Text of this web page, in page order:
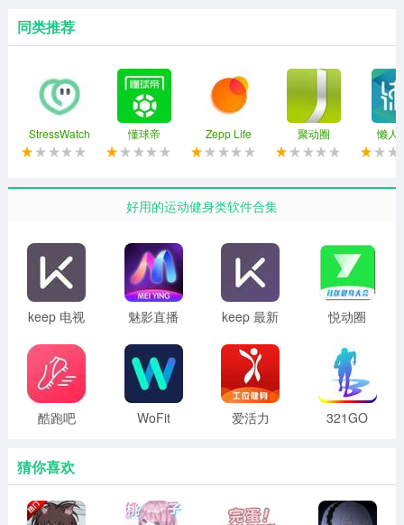
2、随时随地预约所在健身俱乐部的团操课和私教课；
4、成长式引导健身的进度；
5、请假再也不需要去俱乐部和打电话，点击一下即可搞
定；
6、首页右划列表页可同步HealthKit的健康数据，随时可
软件内容
1、专业健身教练教程。更科学的去健身。
2、综合健身教学，让健身不在枯燥乏累。
3、提供智慧化的服务平台。
4、及时推送体育类新闻资讯，让健身之余还能放松娱乐。
1、在家运动，不需要任何器械，没有场地限制，在家就能
完成。
同类推荐
StressWatch 懂球帝 Zepp Life 聚动圈 懒人
好用的运动健身类软件合集
keep 电视
魅影直播
版
keep 最新
悦动圈
酷跑吧 WoFit 爱活力 321GO
猜你喜欢